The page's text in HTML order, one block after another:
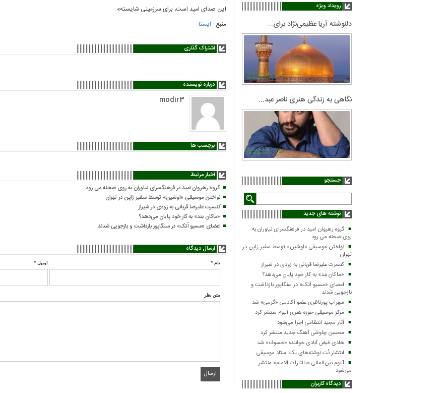
رویداد ویژه
دلنوشته آریا عظیمی‌نژاد برای...
نگاهی به زندگی هنری ناصر عبد...
جستجو
نوشته های جدید
گروه رهروان امید در فرهنگسرای نیاوران به
روی صحنه می رود
نواختن موسیقی «اوشین» توسط سفیر ژاپن در
تهران
کنسرت علیرضا قربانی به زودی در شیراز
«ماکان بند» به کار خود پایان می‌دهد؟
اعضای «مسیو اَتک» در سنگاپور بازداشت و
بازجویی شدند
سهراب پورناظری عضو آکادمی «گرمی» شد
مرکز موسیقی حوزه هنری آلبوم منتشر کرد
آثار مجید انتظامی اجرا می‌شود
محسن چاوشی آهنگ جدید منتشر کرد
هادی فیض آبادی خواننده «خسوف» شد
انتشار نُت نوشته‌های یک استاد موسیقی
آلبوم بین‌المللی «یالثارات الامام» منتشر
می‌شود
دیدگاه کاربران
این صدای امید است، برای سرزمینی شایسته».
منبع : ایسنا
اشتراک گذاری
درباره نویسنده
modir3
برچسب ها
اخبار مرتبط
گروه رهروان امید در فرهنگسرای نیاوران به روی صحنه می رود
نواختن موسیقی «اوشین» توسط سفیر ژاپن در تهران
کنسرت علیرضا قربانی به زودی در شیراز
«ماکان بند» به کار خود پایان می‌دهد؟
اعضای «مسیو اَتک» در سنگاپور بازداشت و بازجویی شدند
ارسال دیدگاه
نام * ایمیل *
متن نظر